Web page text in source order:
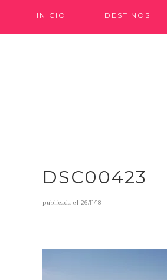
INICIO DESTINOS
DSC00423
publicada el 26/11/18